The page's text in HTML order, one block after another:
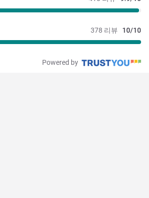
378 리뷰 10/10
Powered by